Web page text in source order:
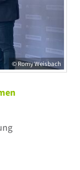
© Romy Weisbach